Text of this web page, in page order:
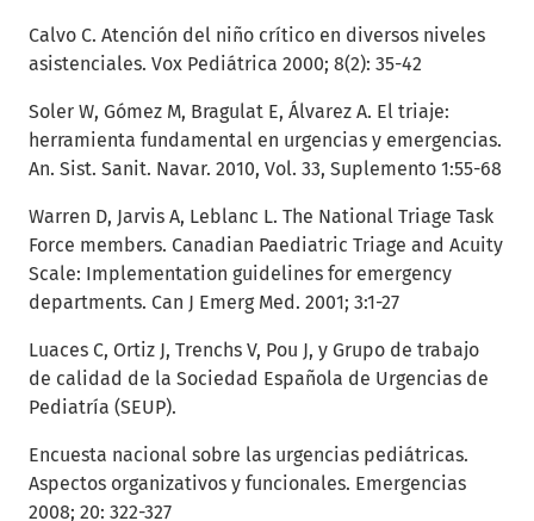
Calvo C. Atención del niño crítico en diversos niveles
asistenciales. Vox Pediátrica 2000; 8(2): 35-42
Soler W, Gómez M, Bragulat E, Álvarez A. El triaje:
herramienta fundamental en urgencias y emergencias.
An. Sist. Sanit. Navar. 2010, Vol. 33, Suplemento 1:55-68
Warren D, Jarvis A, Leblanc L. The National Triage Task
Force members. Canadian Paediatric Triage and Acuity
Scale: Implementation guidelines for emergency
departments. Can J Emerg Med. 2001; 3:1-27
Luaces C, Ortiz J, Trenchs V, Pou J, y Grupo de trabajo
de calidad de la Sociedad Española de Urgencias de
Pediatría (SEUP).
Encuesta nacional sobre las urgencias pediátricas.
Aspectos organizativos y funcionales. Emergencias
2008; 20: 322-327